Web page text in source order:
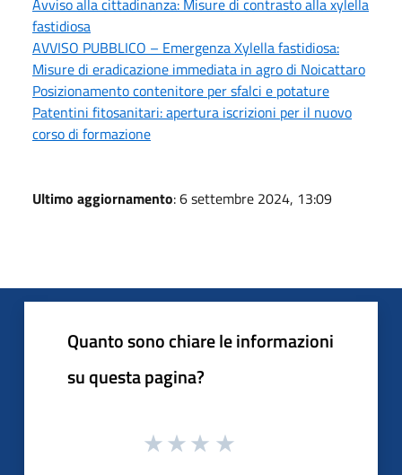
Avviso alla cittadinanza: Misure di contrasto alla xylella
fastidiosa
AVVISO PUBBLICO – Emergenza Xylella fastidiosa:
Misure di eradicazione immediata in agro di Noicattaro
Posizionamento contenitore per sfalci e potature
Patentini fitosanitari: apertura iscrizioni per il nuovo
corso di formazione
Ultimo aggiornamento: 6 settembre 2024, 13:09
Quanto sono chiare le informazioni
su questa pagina?